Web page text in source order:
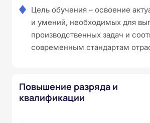
Цель обучения – освоение
и умений, необходимых для
производственных задач и
современным стандартам
Повышение разряда и
квалификации